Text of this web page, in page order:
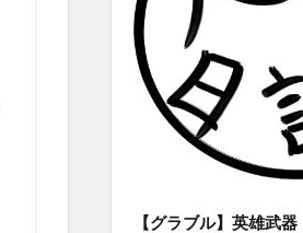
【グラブル】英雄武